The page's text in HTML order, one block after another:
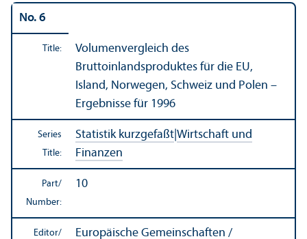
No. 6
Title:
Volumenvergleich des
Bruttoinlandsproduktes für die EU,
Island, Norwegen, Schweiz und Polen –
Ergebnisse für 1996
Series
Title:
Statistik kurzgefaßt Wirtschaft und
Finanzen
Part/
Number:
10
Editor/ Europäische Gemeinschaften /